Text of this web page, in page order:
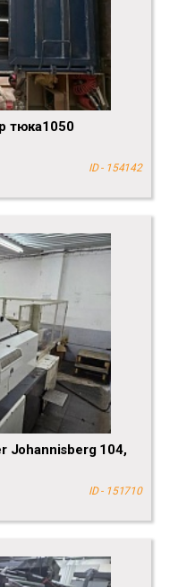
тюка1050
ID - 154142
Johannisberg 104,
ID - 151710